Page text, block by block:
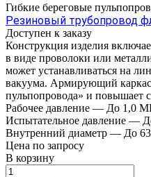
Гибкие береговые
Резиновый трубопровод
Доступен к заказу
Конструкция изделия
в виде проволоки или
может устанавливаться на
вакуума. Армирующий
пульпопровода» и повышает
Рабочее давление — До 1,0
Испытательное давление —
Внутренний диаметр — До
Цена по запросу
В корзину